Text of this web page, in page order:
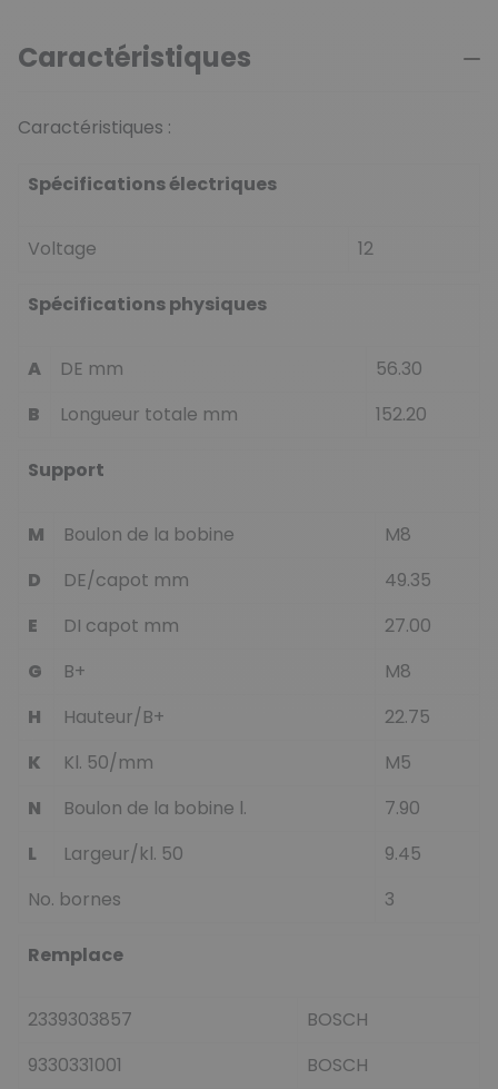
Caractéristiques
Caractéristiques :
Spécifications électriques
Voltage 12
Spécifications physiques
A DE mm
56.30
B
Longueur totale mm 152.20
Support
M Boulon de la bobine
M8
D
DE/capot mm
49.35
E
DI capot mm
27.00
G
B+
M8
H
Hauteur/B+
22.75
K
Kl. 50/mm
M5
N
Boulon de la bobine l.
7.90
L
Largeur/kl. 50
9.45
No. bornes
3
Remplace
2339303857
BOSCH
9330331001
BOSCH